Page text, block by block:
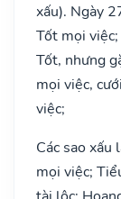
xấu). Ngày
Tốt mọi
Tốt, nhưng
mọi việc,
việc;
Các sao xấu
mọi việc;